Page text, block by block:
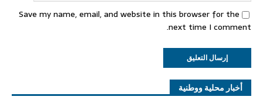
Save my name, email, and website in this browser for the
next time I comment.
أخبار محلية ووطنية